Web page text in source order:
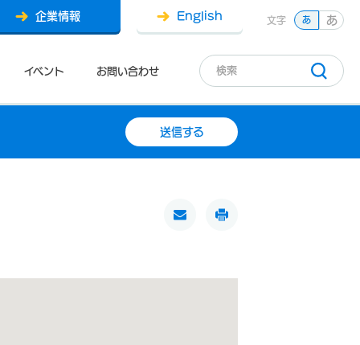
イベント お問い合わせ
企業情報 English 文字 あ あ
送信する